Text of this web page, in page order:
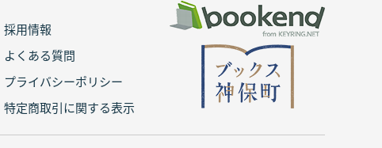
採用情報
よくある質問
プライバシーポリシー
特定商取引に関する表示